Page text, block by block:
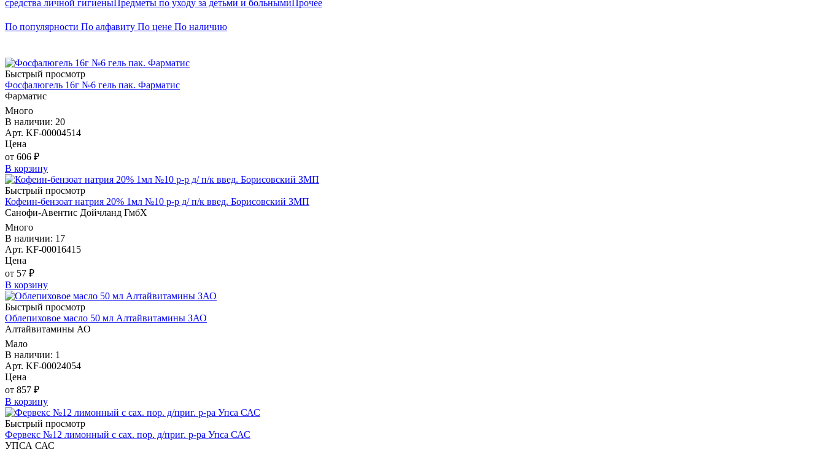
средства личной гигиеныПредметы по уходу за детьми и больнымиПрочее
По популярности По алфавиту По цене По наличию
Быстрый просмотр
Фосфалюгель 16г №6 гель пак. Фарматис
Фарматис
Много
В наличии: 20
Арт. KF-00004514
Цена
от 606 ₽
В корзину
Быстрый просмотр
Кофеин-бензоат натрия 20% 1мл №10 р-р д/ п/к введ. Борисовский ЗМП
Санофи-Авентис Дойчланд ГмбХ
Много
В наличии: 17
Арт. KF-00016415
Цена
от 57 ₽
В корзину
Быстрый просмотр
Облепиховое масло 50 мл Алтайвитамины ЗАО
Алтайвитамины АО
Мало
В наличии: 1
Арт. KF-00024054
Цена
от 857 ₽
В корзину
Быстрый просмотр
Фервекс №12 лимонный с сах. пор. д/приг. р-ра Упса САС
УПСА САС